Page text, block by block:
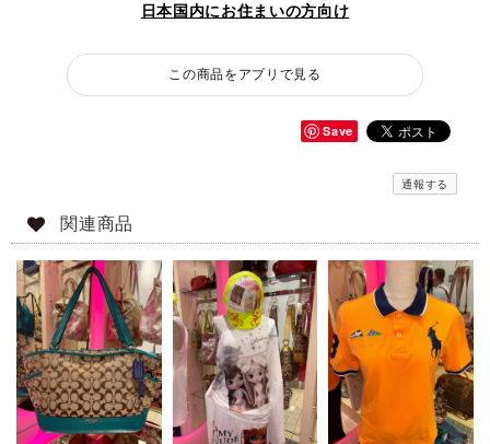
日本国内にお住まいの方向け
この商品をアプリで見る
Save
通報する
関連商品